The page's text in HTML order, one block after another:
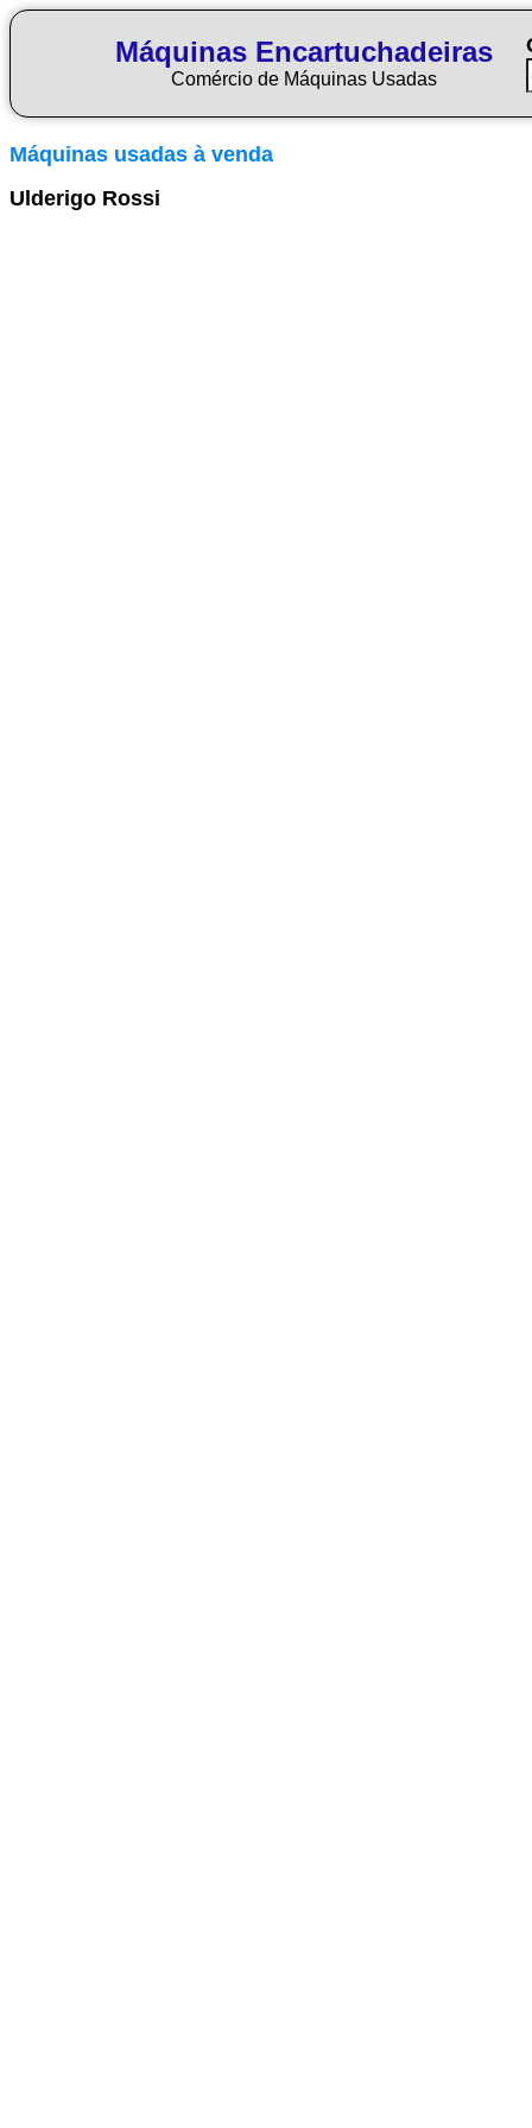
Máquinas Encartuchadeiras
Comércio de Máquinas Usadas
Máquinas usadas à venda
Ulderigo Rossi